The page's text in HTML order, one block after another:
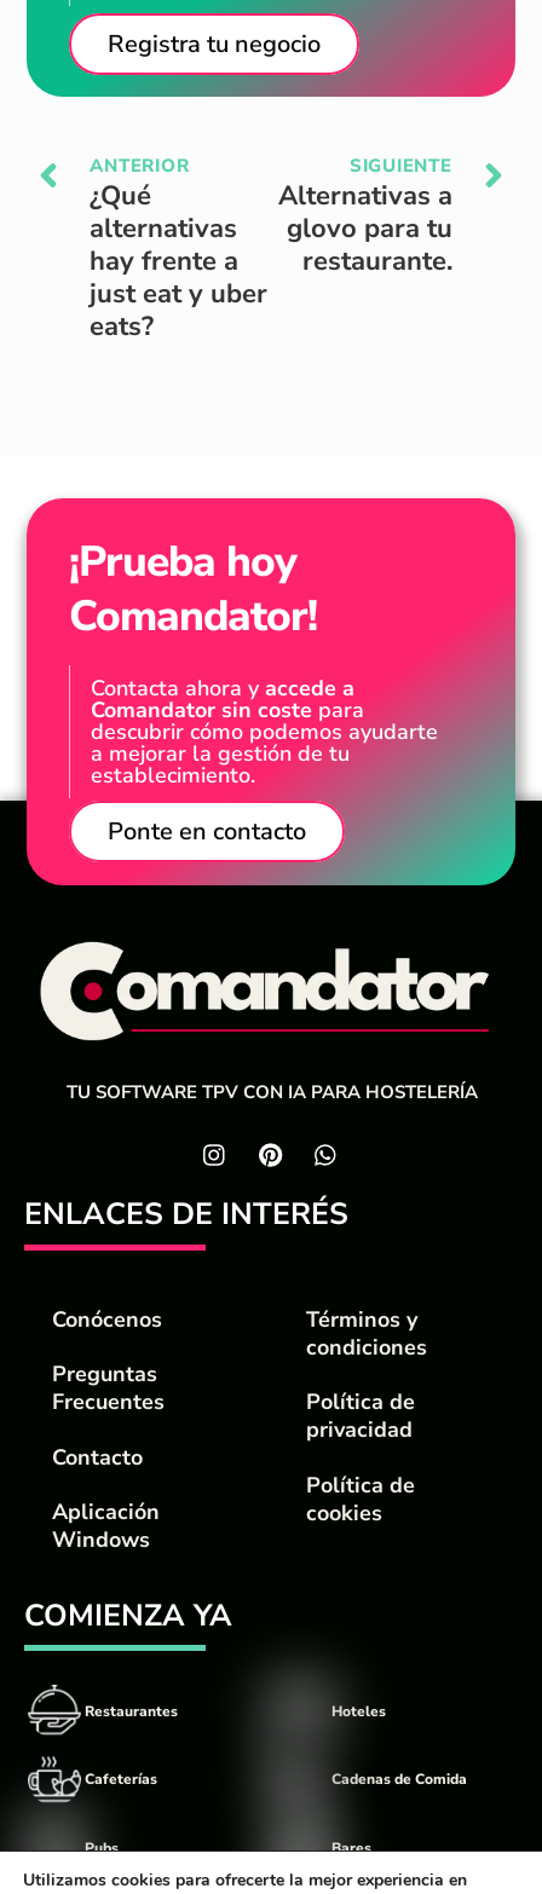
Registra tu negocio
ANTERIOR
¿Qué
alternativas
hay frente a
just eat y uber
eats?
SIGUIENTE
Alternativas a
glovo para tu
restaurante.
¡Prueba hoy
Comandator!
Contacta ahora yaccede a
Comandator sin coste para
descubrir cómo podemos ayudarte
a mejorar la gestión de tu
establecimiento.
Ponte en contacto
TU SOFTWARE TPV CON IA PARA HOSTELERÍA
ENLACES DE INTERÉS
Conócenos
Preguntas
Frecuentes
Contacto
Aplicación
Windows
Términos y
condiciones
Política de
privacidad
Política de
cookies
COMIENZA YA
Restaurantes
Cafeterías
Pubs
Hoteles
Cadenas de Comida
Bares
Utilizamos cookies para ofrecerte la mejor experiencia en